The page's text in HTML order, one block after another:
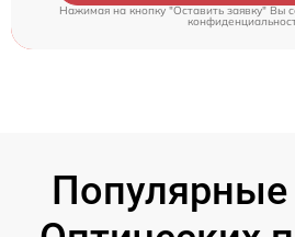
Нажимая на кнопку "Оставить заявку" Вы